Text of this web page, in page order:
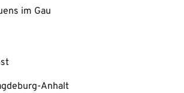
im Gau
Anhalt